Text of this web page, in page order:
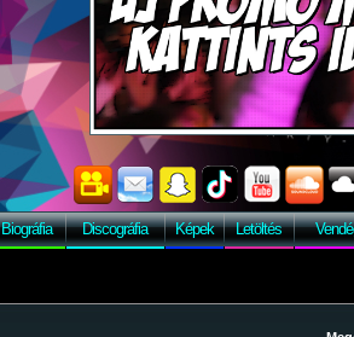
Biográfia Discográfia Képek Letöltés